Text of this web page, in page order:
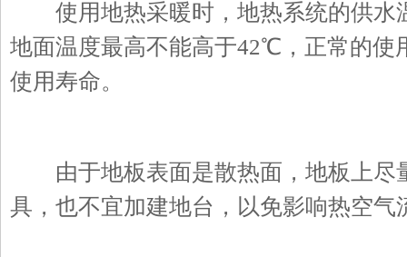
使用地热采暖时，地热系统的供水
地面温度最高不能高于42℃，正常的使
使用寿命。
由于地板表面是散热面，地板上尽
具，也不宜加建地台，以免影响热空